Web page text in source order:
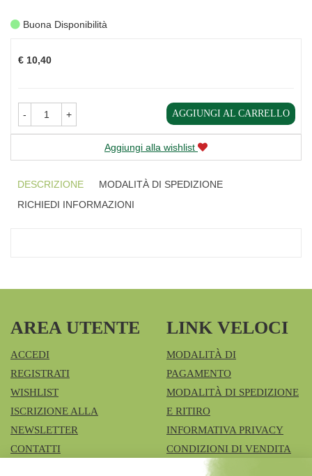
Buona Disponibilità
€ 10,40
- + AGGIUNGI AL CARRELLO
Aggiungi alla wishlist
DESCRIZIONE
MODALITÀ DI SPEDIZIONE
RICHIEDI INFORMAZIONI
AREA UTENTE
ACCEDI
REGISTRATI
WISHLIST
ISCRIZIONE ALLA
NEWSLETTER
CONTATTI
LINK VELOCI
MODALITÀ DI
PAGAMENTO
MODALITÀ DI SPEDIZIONE
E RITIRO
INFORMATIVA PRIVACY
CONDIZIONI DI VENDITA
COOKIE POLICY